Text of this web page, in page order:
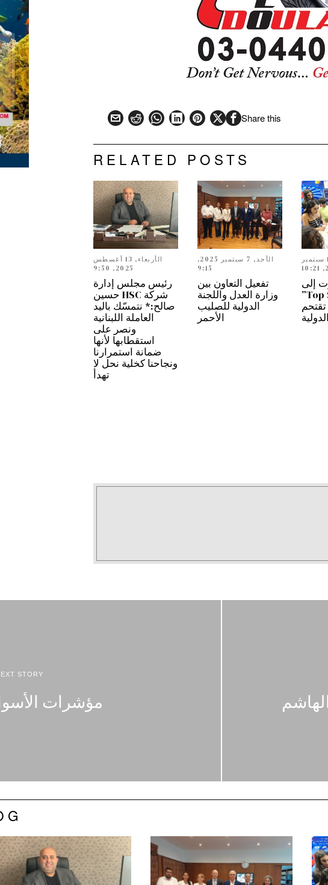
Share this
RELATED POSTS
الأربعاء, 10 سبتمبر
إلى
دبي…”Top Stop”
تقتحم
الأحد, 7 سبتمبر 2025,
9:15
تفعيل التعاون بين
وزارة العدل واللجنة
الدولية للصليب
الأحمر
الأربعاء, 13 أغسطس
2025, 9:50
رئيس مجلس إدارة
شركة HSC حسين
صالح:* نتمسّك باليد
العاملة اللبنانية
ونصر على
استقطابها لأنها
ضمانة استمرارنا
ونجاحنا كخلية نحل لا
تهدأ
STORY
مؤشرات